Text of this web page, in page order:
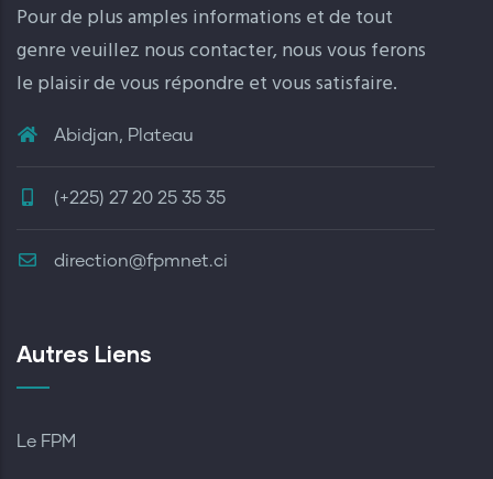
Pour de plus amples informations et de tout
genre veuillez nous contacter, nous vous ferons
le plaisir de vous répondre et vous satisfaire.
Abidjan, Plateau
(+225) 27 20 25 35 35
direction@fpmnet.ci
Autres Liens
Le FPM